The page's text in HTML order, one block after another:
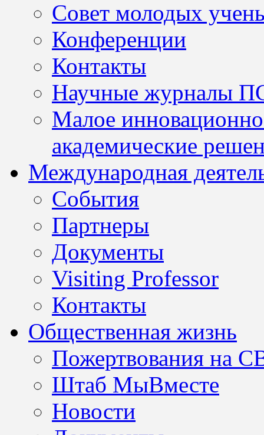
Совет молодых
Конференции
Контакты
Научные журналы
Малое
академические
Международная
События
Партнеры
Документы
Visiting Professor
Контакты
Общественная жизнь
Пожертвования на
Штаб МыВместе
Новости